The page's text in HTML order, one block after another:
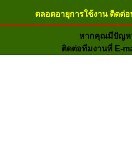
ตลอดอายุการใช้งาน ติดต่
หากคุณมีปัญห
ติดต่อทีมงานที่ E-